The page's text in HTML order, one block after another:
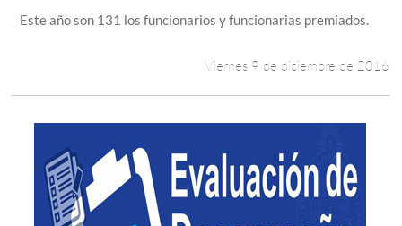
Este año son 131 los funcionarios y funcionarias premiados.
Viernes 9 de diciembre de 2016